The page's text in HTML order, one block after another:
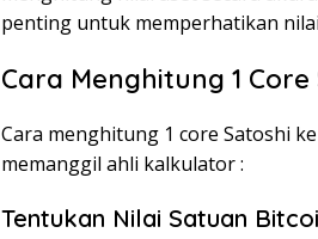
penting untuk memperhatikan
Cara Menghitung 1
Cara menghitung 1 core Satoshi
memanggil ahli kalkulator :
Tentukan Nilai Satuan